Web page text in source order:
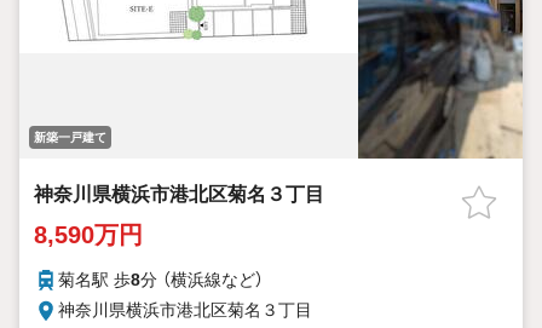
新築一戸建て
神奈川県横浜市港北区菊名３丁目
8,590万円
菊名駅 歩8分 （横浜線など）
神奈川県横浜市港北区菊名３丁目